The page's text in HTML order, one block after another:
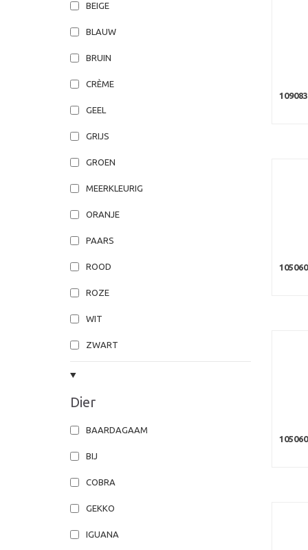
BEIGE
BLAUW
BRUIN
CRÈME
GEEL
GRIJS
GROEN
MEERKLEURIG
ORANJE
PAARS
ROOD
ROZE
WIT
ZWART
Dier
BAARDAGAAM
BIJ
COBRA
GEKKO
IGUANA